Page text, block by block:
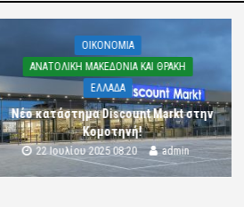
OIKONOMIA
ΑΝΑΤΟΛΙΚΗ ΜΑΚΕΔΟΝΙΑ ΚΑΙ ΘΡΑΚΗ
ΕΛΛΑΔΑ
Νέο κατάστημα Discount Markt στην
Κομοτηνή!
22 Ιουλίου 2025 08:20 admin